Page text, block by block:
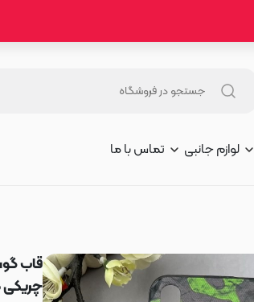
لوازم جانبی تماس با ما
چریکی کد